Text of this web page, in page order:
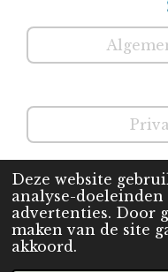
Deze website
analyse-
advertenties. Door
maken van de site
akkoord.
© Praktijk Libra